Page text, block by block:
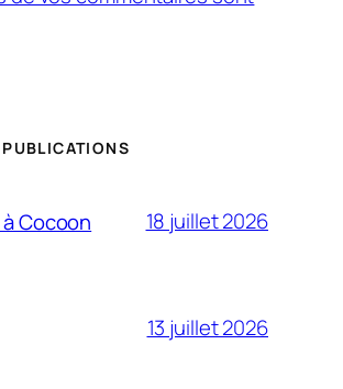
à Cocoon 18 juillet 2026
13 juillet 2026